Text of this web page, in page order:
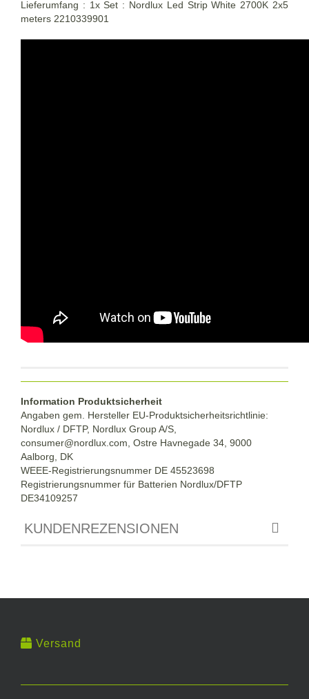
Lieferumfang : 1x Set : Nordlux Led Strip White 2700K 2x5
meters 2210339901
Information Produktsicherheit
Angaben gem. Hersteller EU-Produktsicherheitsrichtlinie:
Nordlux / DFTP, Nordlux Group A/S,
consumer@nordlux.com, Ostre Havnegade 34, 9000
Aalborg, DK
WEEE-Registrierungsnummer DE 45523698
Registrierungsnummer für Batterien Nordlux/DFTP
DE34109257
KUNDENREZENSIONEN
Versand